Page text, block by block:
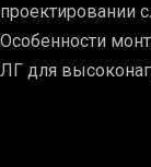
проектировании
Особенности
ЛГ для